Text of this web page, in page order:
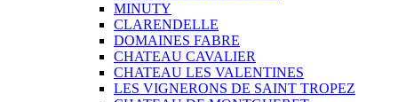
MINUTY
CLARENDELLE
DOMAINES FABRE
CHATEAU CAVALIER
CHATEAU LES VALENTINES
LES VIGNERONS DE SAINT TROPEZ